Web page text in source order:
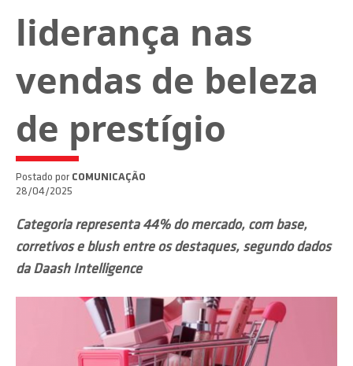
liderança nas
vendas de beleza
de prestígio
Postado por COMUNICAÇÃO
28/04/2025
Categoria representa 44% do mercado, com base,
corretivos e blush entre os destaques, segundo dados
da Daash Intelligence